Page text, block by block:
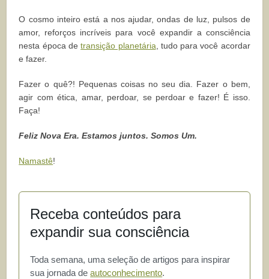
O cosmo inteiro está a nos ajudar, ondas de luz, pulsos de
amor, reforços incríveis para você expandir a consciência
nesta época detransição planetária, tudo para você acordar
e fazer.
Fazer o quê?! Pequenas coisas no seu dia. Fazer o bem,
agir com ética, amar, perdoar, se perdoar e fazer! É isso.
Faça!
Feliz Nova Era. Estamos juntos. Somos Um.
Namastê!
Receba conteúdos para
expandir sua consciência
Toda semana, uma seleção de artigos para inspirar
sua jornada deautoconhecimento.